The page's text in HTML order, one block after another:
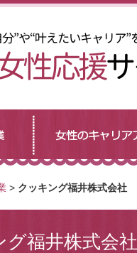
> クッキング福井株式会社
グ福井株式会社